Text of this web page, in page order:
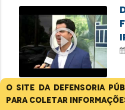
O site da Defensoria
para coletar
play_circle_outline